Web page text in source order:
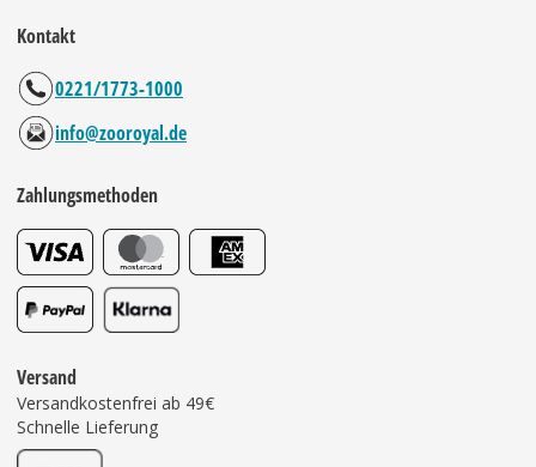
Kontakt
0221/1773-1000
info@zooroyal.de
Zahlungsmethoden
Versand
Versandkostenfrei ab 49€
Schnelle Lieferung